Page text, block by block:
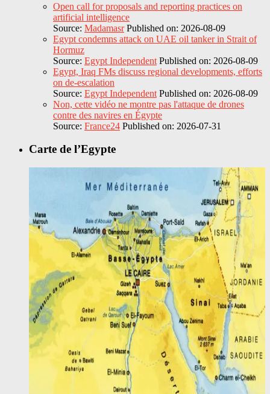
Open call for proposals and reporting practices on
artificial intelligence
Source: Madamasr Published on: 2026-08-09
Egypt condemns attack on UAE oil tanker in Strait of
Hormuz
Source: Egypt Independent Published on: 2026-08-09
Egypt, Iraq FMs discuss regional developments, efforts
on de-escalation
Source: Egypt Independent Published on: 2026-08-09
Non, cette vidéo ne montre pas l'attaque de drones
contre des navires en Égypte
Source: France24 Published on: 2026-07-31
Carte de l’Egypte